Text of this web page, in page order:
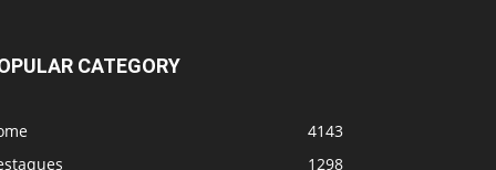
CATEGORY
4143
1298